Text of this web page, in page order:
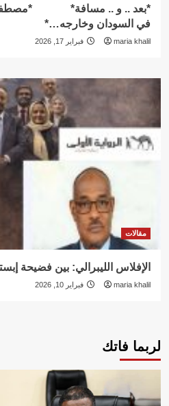
*بعد .. و .. مسافة* *مصطفى
في السودان وخارجه…*
maria khalil فبراير 17, 2026
مقالات
الإفلاس الليبرالي: بين فضيحة
maria khalil فبراير 10, 2026
لربما فاتك